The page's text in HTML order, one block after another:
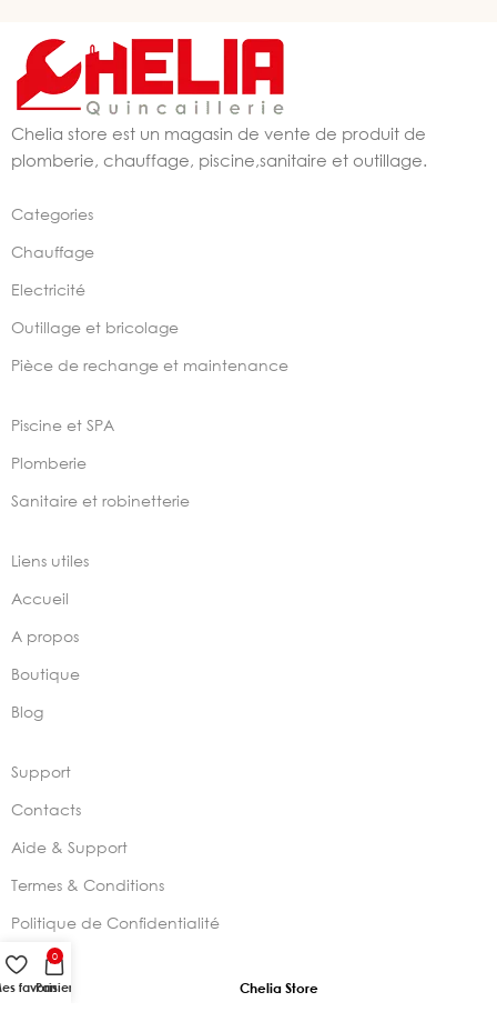
Chelia store est un magasin de vente de produit de
plomberie, chauffage, piscine,sanitaire et outillage.
Categories
Chauffage
Electricité
Outillage et bricolage
Pièce de rechange et maintenance
Piscine et SPA
Plomberie
Sanitaire et robinetterie
Liens utiles
Accueil
A propos
Boutique
Blog
Support
Contacts
Aide & Support
Termes & Conditions
Politique de Confidentialité
Chelia Store
favoris
0
Panier